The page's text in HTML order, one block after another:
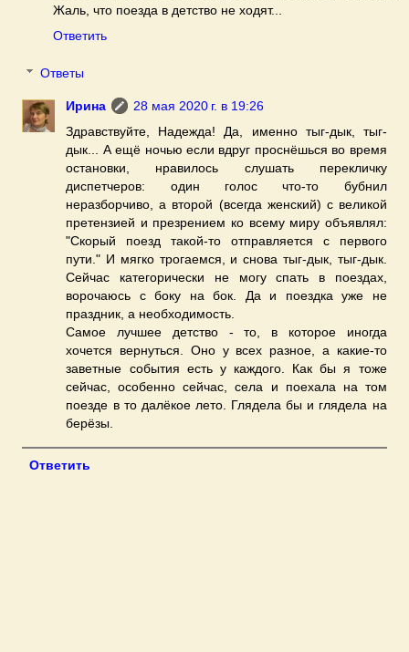
Жаль, что поезда в детство не ходят...
Ответить
Ответы
Ирина
28 мая 2020 г. в 19:26
Здравствуйте, Надежда! Да, именно тыг-дык, тыг-
дык... А ещё ночью если вдруг проснёшься во время
остановки, нравилось слушать перекличку
диспетчеров: один голос что-то бубнил
неразборчиво, а второй (всегда женский) с великой
претензией и презрением ко всему миру объявлял:
"Скорый поезд такой-то отправляется с первого
пути." И мягко трогаемся, и снова тыг-дык, тыг-дык.
Сейчас категорически не могу спать в поездах,
ворочаюсь с боку на бок. Да и поездка уже не
праздник, а необходимость.
Самое лучшее детство - то, в которое иногда
хочется вернуться. Оно у всех разное, а какие-то
заветные события есть у каждого. Как бы я тоже
сейчас, особенно сейчас, села и поехала на том
поезде в то далёкое лето. Глядела бы и глядела на
берёзы.
Ответить